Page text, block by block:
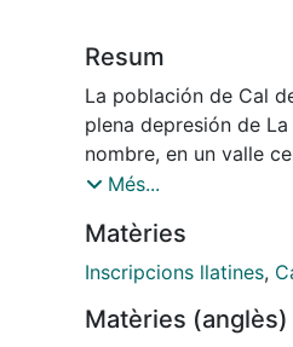
Resum
La población de Cal
plena depresión de
nombre, en un valle
separan la cuenca del
último. Dentro del
conocidos de antiguo:
manantiales de aguas
Més...
Matèries
Inscripcions llatines,
Matèries (anglès)